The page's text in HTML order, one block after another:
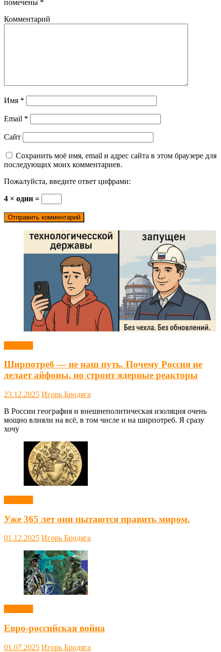
помечены *
Комментарий
Имя *
Email *
Сайт
Сохранить моё имя, email и адрес сайта в этом браузере для
последующих моих комментариев.
Пожалуйста, введите ответ цифрами:
4 × один =
Ширпотреб — не наш путь. Почему Россия не
делает айфоны, но строит ядерные реакторы
23.12.2025 Игорь Бродяга
В России география и внешнеполитическая изоляция очень
мощно влияли на всё, в том числе и на ширпотреб. Я сразу
хочу
Уже 365 лет они пытаются править миром.
01.12.2025 Игорь Бродяга
Евро-российская война
01.07.2025 Игорь Бродяга